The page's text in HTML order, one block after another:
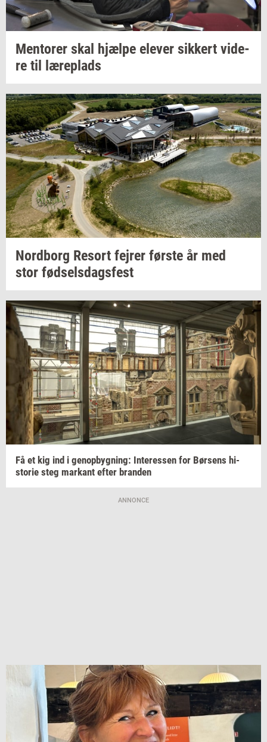
Men­to­rer skal hjæl­pe ele­ver sik­kert vi­de­
re til læ­re­plads
Nord­borg Resort fejrer før­ste år med
stor fød­sels­dags­fest
Få et kig ind i genop­byg­ning: In­ter­es­sen for Bør­sens hi­
sto­rie steg mar­kant efter bran­den
ANNONCE